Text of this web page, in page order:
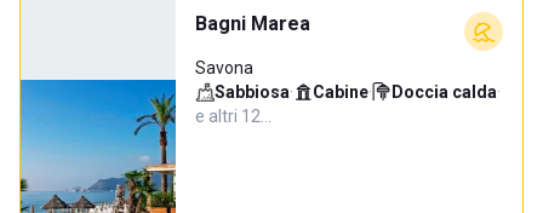
Bagni Marea
Savona
Sabbiosa· Cabine· Doccia calda·
e altri 12…